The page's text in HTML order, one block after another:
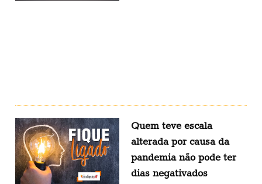
Quem teve escala
alterada por causa da
pandemia não pode ter
dias negativados